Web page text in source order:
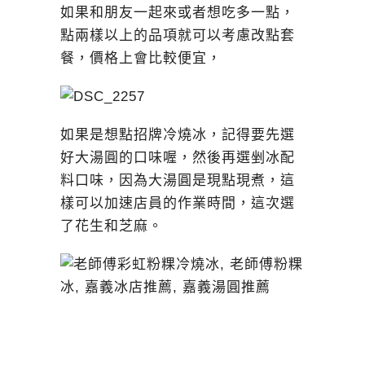
如果和朋友一起來或者想吃多一點，
點兩樣以上的品項就可以考慮改點套
餐，價格上會比較便宜，
如果是想點招牌冷燒冰，記得要先選
好大湯圓的口味喔，然後再選剉冰配
料口味，因為大湯圓是現點現煮，這
樣可以加速店員的作業時間，這次選
了花生和芝麻。